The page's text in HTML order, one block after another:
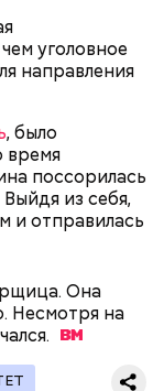
уголовное
направления
, было
время
поссорилась
из себя,
и отправилась
Она
Несмотря на
Чанко, где
план
улицы,